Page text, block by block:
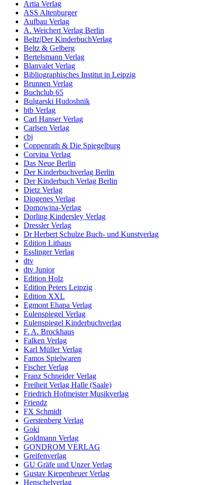
Artia Verlag
ASS Altenburger
Aufbau Verlag
A. Weichert Verlag Berlin
Beltz|Der KinderbuchVerlag
Beltz & Gelberg
Bertelsmann Verlag
Blanvalet Verlag
Bibliographisches Institut in Leipzig
Brunnen Verlag
Buchclub 65
Bulgarski Hudoshnik
btb Verlag
Carl Hanser Verlag
Carlsen Verlag
cbj
Coppenrath & Die Spiegelburg
Corvina Verlag
Das Neue Berlin
Der Kinderbuchverlag Berlin
Der Kinderbuch Verlag Berlin
Dietz Verlag
Diogenes Verlag
Domowina-Verlag
Dorling Kindersley Verlag
Dressler Verlag
Dr Herbert Schulze Buch- und Kunstverlag
Edition Lithaus
Esslinger Verlag
dtv
dtv Junior
Edition Holz
Edition Peters Leipzig
Edition XXL
Egmont Ehapa Verlag
Eulenspiegel Verlag
Eulenspiegel Kinderbuchverlag
F. A. Brockhaus
Falken Verlag
Karl Müller Verlag
Famos Spielwaren
Fischer Verlag
Franz Schneider Verlag
Freiheit Verlag Halle (Saale)
Friedrich Hofmeister Musikverlag
Friendz
FX Schmidt
Gerstenberg Verlag
Goki
Goldmann Verlag
GONDROM VERLAG
Greifenverlag
GU Gräfe und Unzer Verlag
Gustav Kiepenheuer Verlag
Henschelverlag